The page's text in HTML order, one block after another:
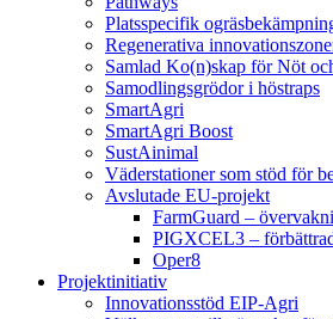
Platsspecifik
Regenerativa
Samlad Ko(n)skap för Nöt
Samodlingsgrödor i höstraps
SmartAgri
SmartAgri Boost
SustAinimal
Väderstationer som stöd för
Avslutade EU-projekt
FarmGuard –
PIGXCEL3 –
Oper8
Projektinitiativ
Innovationsstöd EIP-Agri